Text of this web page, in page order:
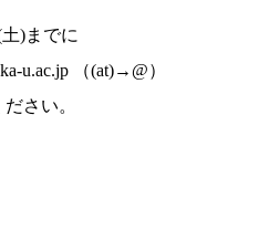
)までに
u.ac.jp （(at)→@）
さい。